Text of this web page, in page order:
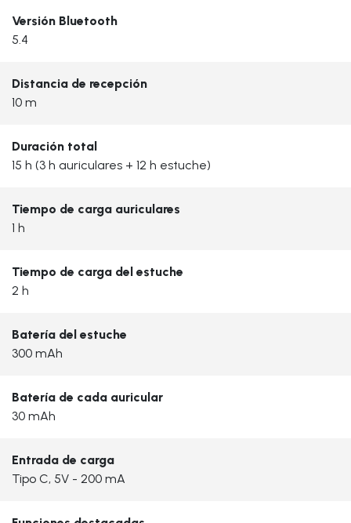
Versión Bluetooth
5.4
Distancia de recepción
10 m
Duración total
15 h (3 h auriculares + 12 h estuche)
Tiempo de carga auriculares
1 h
Tiempo de carga del estuche
2 h
Batería del estuche
300 mAh
Batería de cada auricular
30 mAh
Entrada de carga
Tipo C, 5V - 200 mA